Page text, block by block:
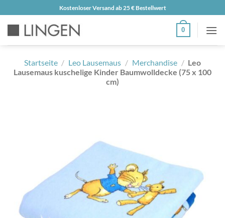
Inhalt
Kostenloser Versand ab 25 € Bestellwert
0
Startseite / Leo Lausemaus / Merchandise / Leo
Lausemaus kuschelige Kinder Baumwolldecke (75 x 100
cm)